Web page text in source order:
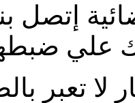
إتصل بنا
علي
لا تعبر